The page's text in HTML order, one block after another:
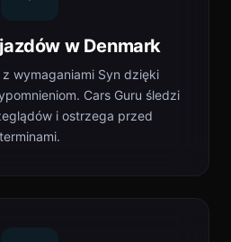
w Denmark
wymaganiami Syn dzięki
Cars Guru śledzi
i ostrzega przed
terminami.